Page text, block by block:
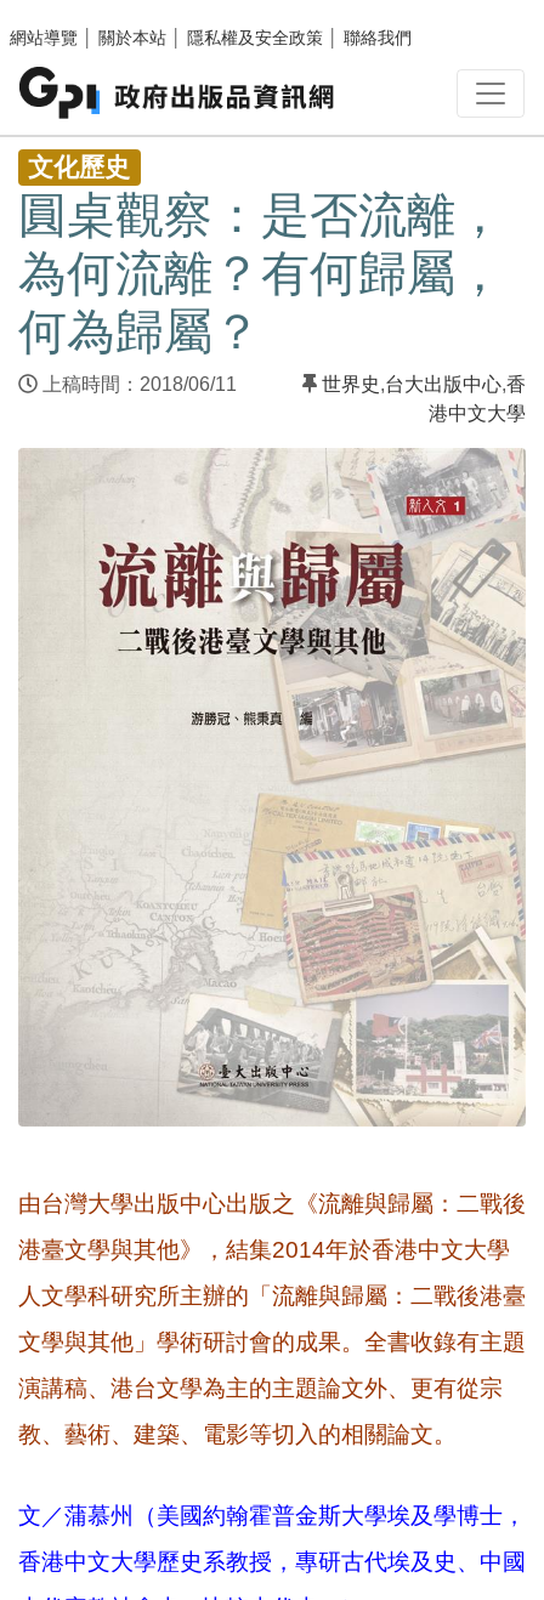
網站導覽
關於本站 隱私權及安全政策 聯絡我們
:::
文化歷史
圓桌觀察：是否流離，
為何流離？有何歸屬，
何為歸屬？
上稿時間：2018/06/11 世界史,台大出版中心,香
港中文大學
由台灣大學出版中心出版之《流離與歸屬：二戰後
港臺文學與其他》，結集2014年於香港中文大學
人文學科研究所主辦的「流離與歸屬：二戰後港臺
文學與其他」學術研討會的成果。全書收錄有主題
演講稿、港台文學為主的主題論文外、更有從宗
教、藝術、建築、電影等切入的相關論文。
文／蒲慕州（美國約翰霍普金斯大學埃及學博士，
香港中文大學歷史系教授，專研古代埃及史、中國